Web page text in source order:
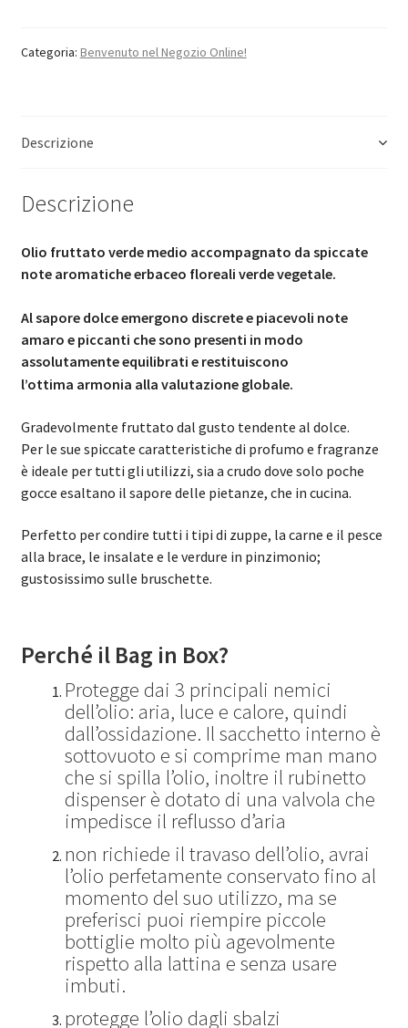
Categoria: Benvenuto nel Negozio Online!
Descrizione
Descrizione
Olio fruttato verde medio accompagnato da spiccate
note aromatiche erbaceo floreali verde vegetale.
Al sapore dolce emergono discrete e piacevoli note
amaro e piccanti che sono presenti in modo
assolutamente equilibrati e restituiscono
l’ottima armonia alla valutazione globale.
Gradevolmente fruttato dal gusto tendente al dolce.
Per le sue spiccate caratteristiche di profumo e fragranze
è ideale per tutti gli utilizzi, sia a crudo dove solo poche
gocce esaltano il sapore delle pietanze, che in cucina.
Perfetto per condire tutti i tipi di zuppe, la carne e il pesce
alla brace, le insalate e le verdure in pinzimonio;
gustosissimo sulle bruschette.
Perché il Bag in Box?
Protegge dai 3 principali nemici
dell’olio: aria, luce e calore, quindi
dall’ossidazione. Il sacchetto interno è
sottovuoto e si comprime man mano
che si spilla l’olio, inoltre il rubinetto
dispenser è dotato di una valvola che
impedisce il reflusso d’aria
non richiede il travaso dell’olio, avrai
l’olio perfetamente conservato fino al
momento del suo utilizzo, ma se
preferisci puoi riempire piccole
bottiglie molto più agevolmente
rispetto alla lattina e senza usare
imbuti.
protegge l’olio dagli sbalzi